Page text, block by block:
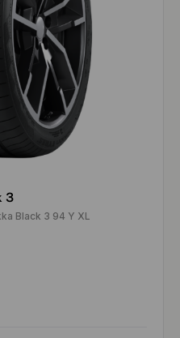
3
Black 3 94 Y XL